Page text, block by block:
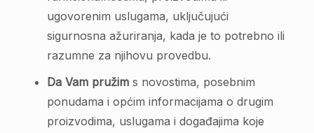
ugovorenim uslugama, uključujući
sigurnosna ažuriranja, kada je to potrebno ili
razumne za njihovu provedbu.
Da Vam pružims novostima, posebnim
ponudama i općim informacijama o drugim
proizvodima, uslugama i događajima koje